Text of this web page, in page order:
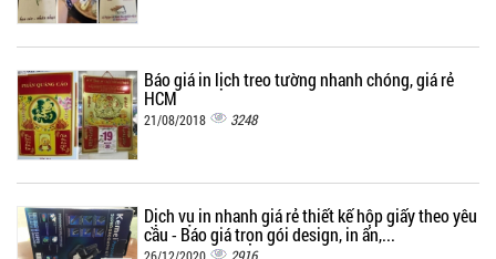
Báo giá in lịch treo tường nhanh chóng, giá rẻ
HCM
21/08/2018 3248
Dịch vụ in nhanh giá rẻ thiết kế hộp giấy theo yêu
cầu - Báo giá trọn gói design, in ấn,...